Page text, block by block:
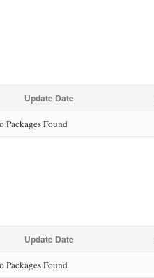
Update Date
Packages Found
Update Date
Packages Found